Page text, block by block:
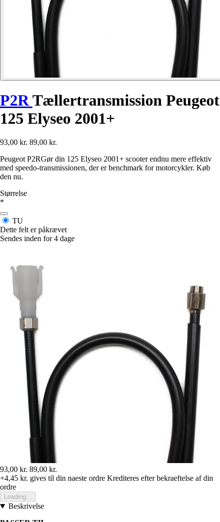
P2RTællertransmission Peugeot
125 Elyseo 2001+
93,00 kr. 89,00 kr.
Peugeot P2RGør din 125 Elyseo 2001+ scooter endnu mere effektiv
med speedo-transmissionen, der er benchmark for motorcykler. Køb
den nu.
Størrelse
*
TU
Dette felt er påkrævet
Sendes inden for 4 dage
93,00 kr. 89,00 kr.
+4,45 kr. gives til din naeste ordre Krediteres efter bekraeftelse af din
ordre
Loading...
Beskrivelse